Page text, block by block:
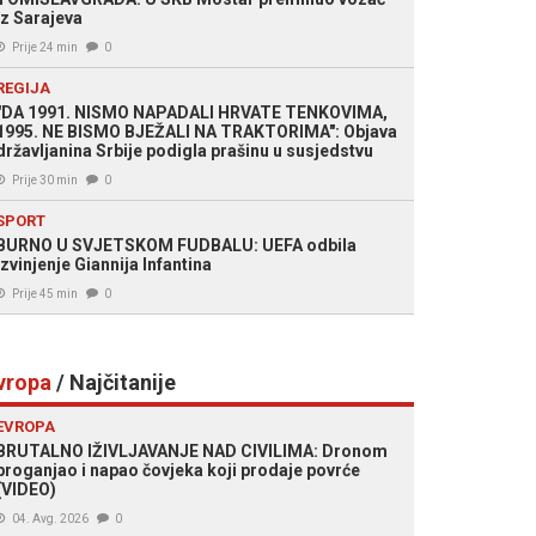
Sarajeva
Prije 24 min 0
1991. NISMO NAPADALI HRVATE TENKOVIMA,
NE BISMO BJEŽALI NA TRAKTORIMA": Objava
Srbije podigla prašinu u susjedstvu
Prije 30 min 0
U SVJETSKOM FUDBALU: UEFA odbila
Giannija Infantina
Prije 45 min 0
/ Najčitanije
IŽIVLJAVANJE NAD CIVILIMA: Dronom
i napao čovjeka koji prodaje povrće
04. Avg. 2026 0